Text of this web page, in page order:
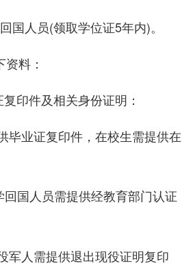
国人员(领取学位证5年内)。
料：
印件及相关身份证明：
毕业证复印件，在校生需提供在
回国人员需提供经教育部门认证
军人需提供退出现役证明复印